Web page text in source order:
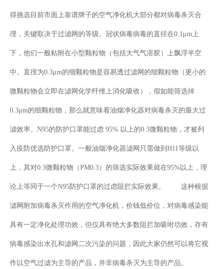
得挑选目前市面上靠谱牌子的空气净化机大部分都对病毒杀灭合
理，关键取决于过滤网的等级。冠状病毒病毒的直径在0.1μm上
下，他们一般粘附在小型颗粒物（包括大气气溶胶）上飘浮半空
中。直徑为0.3μm的细颗粒物是容易透过滤网的细颗粒物（更小的
微颗粒物会立即在滤网化学纤维上消化吸收），假如能筛选掉
0.3μm的细颗粒物，那么就意味着油烟净化器对病毒杀灭的最大过
滤效率。N95的防护口罩能过虑 95% 以上的0.3微颗粒物，才被列
入疫防优选防护口罩。一般油烟净化器滤网只需做到H11等级以
上，其对0.3微颗粒物（PM0.3）的筛选实际效果就在95%以上，理
论上等同于一个N95防护口罩的过虑阻拦实际效果。 这种根据
滤网附加病毒杀灭作用的空气净化机，价钱低价位，对病毒感染能
具有一定净化处理功效，但仅具有绝大多数阻拦加吸咐功效，存有
病毒感染出水孔和滤网二次污染的问题，因此大家仍然可以将它视
作以空气过滤为主导的产品，并非病毒杀灭为主导的产品。